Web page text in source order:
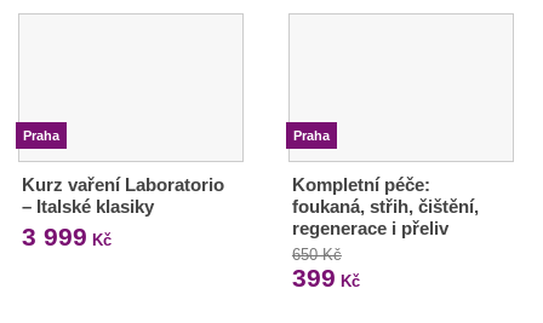
Praha
Kurz vaření Laboratorio
– Italské klasiky
3 999 Kč
Praha
Kompletní péče:
foukaná, střih, čištění,
regenerace i přeliv
650 Kč
399 Kč